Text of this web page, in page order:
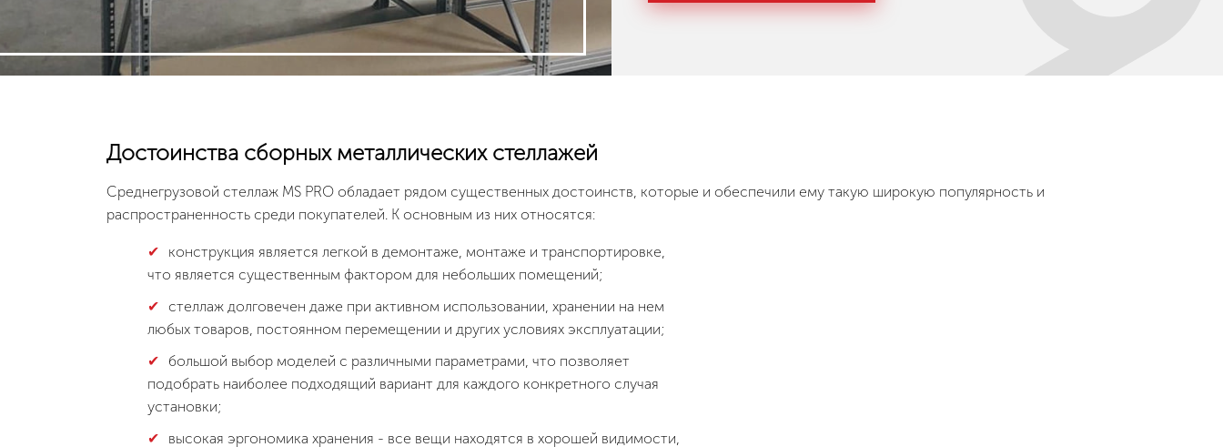
Достоинства сборных металлических стеллажей
Среднегрузовой стеллаж MS PRO обладает рядом существенных достоинств, которые и обеспечили ему такую широкую популярность и
распространенность среди покупателей. К основным из них относятся:
конструкция является легкой в демонтаже, монтаже и транспортировке,
что является существенным фактором для небольших помещений;
стеллаж долговечен даже при активном использовании, хранении на нем
любых товаров, постоянном перемещении и других условиях эксплуатации;
большой выбор моделей с различными параметрами, что позволяет
подобрать наиболее подходящий вариант для каждого конкретного случая
установки;
высокая эргономика хранения - все вещи находятся в хорошей видимости,